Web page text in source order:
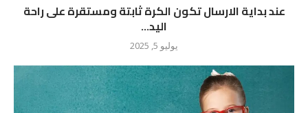
عند بداية الارسال تكون الكرة ثابتة ومستقرة على راحة
اليد...
يوليو 5, 2025